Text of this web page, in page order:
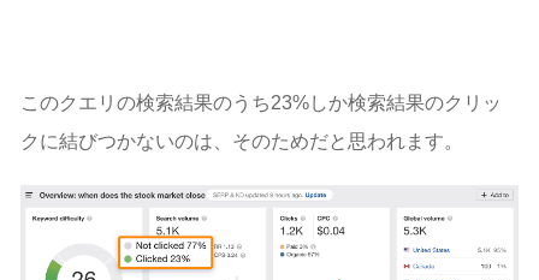
このクエリの検索結果のうち23%しか検索結果のクリッ
クに結びつかないのは、そのためだと思われます。